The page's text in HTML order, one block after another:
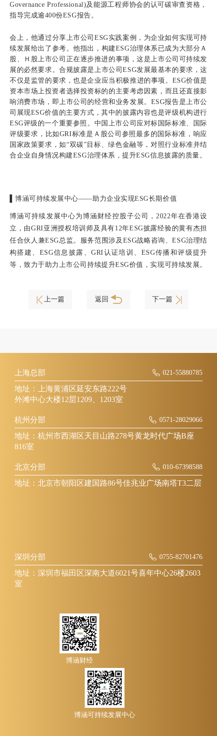
Governance Professional)及能源工程师协会的认可碳审查资格 ，
指导完成逾400份ESG报告。
会上，他通过分享上市公司ESG实践案例，为企业如何实现可持
续发展给出了参考。他指出，构建ESG治理体系已成为大部分Ａ
股、Ｈ股上市公司正在逐步推进的事项，这是上市公司可持续发
展的必然要求。合规披露是上市公司ESG发展最基本的要求，这
不仅是监管的要求，也是企业应当积极推进的事项。ESG价值是
资本市场上投资者选择投资标的的主要考虑因素，而且还直接影
响消费市场，即上市公司的经营和业务发展。ESG报告是上市公
司展现ESG价值的主要方式，其中的披露内容也是评级机构进行
ESG评级的一个重要参照。中国上市公司应对标国际标准、国际
评级要求，比如GRI标准是Ａ股公司参照最多的国际标准，响应
国家政策要求，如“双碳”目标、绿色金融等，对照行业标准并结
合企业自身情况构建ESG治理体系，提升ESG信息披露的质量。
博涵可持续发展中心——助力企业实现ESG长期价值
博涵可持续发展中心为博涵财经控股子公司，2022年在香港设
立，由GRI亚洲授权培训师及具有12年ESG披露经验的黄有杰担
任合伙人兼ESG总监。服务范围涉及ESG战略咨询、ESG治理结
构搭建、ESG信息披露、GRI认证培训、ESG传播和评级提升
等，致力于助力上市公司持续提升ESG价值，实现可持续发展。
上一篇 返回 下一篇
上海总部 021-55880785
地址：上海黄浦区延安东路222号
外滩中心大楼12层1209、1203室
杭州分部 0571-28029066
地址：杭州市西湖区天目山路278号黄龙时代广场B座
816室
北京分部 010-67398588
地址：北京市朝阳区建国路86号佳兆业广场南塔T3二层
深圳分部 0755-82701476
地址：深圳市福田区深南大道6021号喜年中心26楼2603
室
博涵财经
博涵可持续发展中心